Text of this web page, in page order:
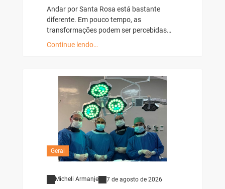
Andar por Santa Rosa está bastante
diferente. Em pouco tempo, as
transformações podem ser percebidas…
Continue lendo…
Geral
Micheli Armanje 7 de agosto de 2026